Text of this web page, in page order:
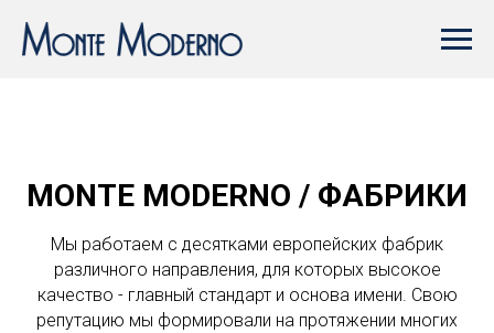
MONTE MODERNO / ФАБРИКИ
Мы работаем с десятками европейских фабрик
различного направления, для которых высокое
качество - главный стандарт и основа имени. Свою
репутацию мы формировали на протяжении многих